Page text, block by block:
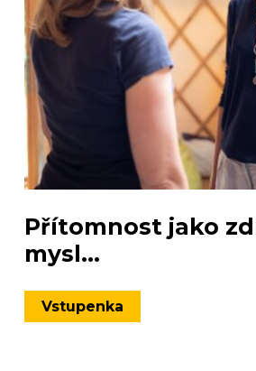
Přítomnost jako
mysl...
Vstupenka